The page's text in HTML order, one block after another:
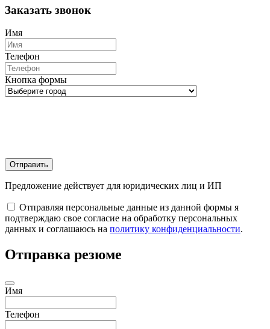
Заказать звонок
Имя
Телефон
Кнопка формы
Отправить
Предложение действует для юридических лиц и ИП
Отправляя персональные данные из данной формы я
подтверждаю свое согласие на обработку персональных
данных и соглашаюсь на политику конфиденциальности.
Отправка резюме
Имя
Телефон